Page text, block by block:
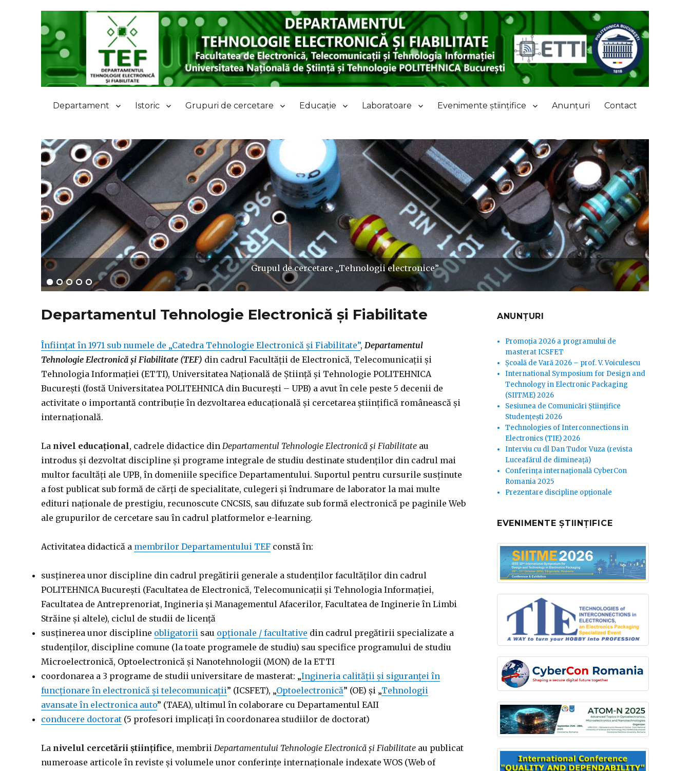
Departamentul Tehnologie Electronică și Fiabilitate
Departament Istoric Grupuri de cercetare Educație Laboratoare Evenimente științifice Anunțuri Contact
Grupul de cercetare „Tehnologii electronice”
Grupul de cercetare „Optoelectronică”
Departamentul Tehnologie Electronică şi Fiabilitate
Înființat în 1971 sub numele de „Catedra Tehnologie Electronică şi Fiabilitate”,Departamentul
Tehnologie Electronică şi Fiabilitate (TEF) din cadrul Facultății de Electronică, Telecomunicații și
Tehnologia Informației (ETTI), Universitatea Națională de Știință și Tehnologie POLITEHNICA
București (fostă Universitatea POLITEHNICA din București – UPB) a avut în cele peste 5 decenii de
activitate o importantă contribuție în dezvoltarea educațională și cercetarea științifică românească și
internațională.
La nivel educațional, cadrele didactice dinDepartamentul Tehnologie Electronică şi Fiabilitate au
introdus și dezvoltat discipline și programe integrale de studiu destinate studenților din cadrul mai
multor facultăți ale UPB, în domeniile specifice Departamentului. Suportul pentru cursurile susținute
a fost publicat sub formă de cărți de specialitate, culegeri și îndrumare de laborator la mai multe
edituri naționale de prestigiu, recunoscute CNCSIS, sau difuzate sub formă electronică pe paginile Web
ale grupurilor de cercetare sau în cadrul platformelor e-learning.
Activitatea didactică a membrilor Departamentului TEF constă în:
susținerea unor discipline din cadrul pregătirii generale a studenților facultăților din cadrul
POLITEHNICA București (Facultatea de Electronică, Telecomunicații și Tehnologia Informației,
Facultatea de Antreprenoriat, Ingineria și Managementul Afacerilor, Facultatea de Inginerie în Limbi
Străine și altele), ciclul de studii de licență
susținerea unor discipline obligatorii sau opționale / facultative din cadrul pregătirii specializate a
studenților, discipline comune (la toate programele de studiu) sau specifice programului de studiu
Microelectronică, Optoelectronică și Nanotehnologii (MON) de la ETTI
coordonarea a 3 programe de studii universitare de masterat: „Ingineria calităţii şi siguranţei în
funcţionare în electronică şi telecomunicaţii” (ICSFET), „Optoelectronică” (OE) și „Tehnologii
avansate în electronica auto” (TAEA), ultimul în colaborare cu Departamentul EAII
conducere doctorat (5 profesori implicați în coordonarea studiilor de doctorat)
La nivelul cercetării științifice, membriiDepartamentului Tehnologie Electronică şi Fiabilitate au publicat
numeroase articole în reviste și volumele unor conferințe internaționale indexate WOS (Web of
ANUNȚURI
Promoția 2026 a programului de
masterat ICSFET
Școală de Vară 2026 – prof. V. Voiculescu
International Symposium for Design and
Technology in Electronic Packaging
(SIITME) 2026
Sesiunea de Comunicări Științifice
Studențești 2026
Technologies of Interconnections in
Electronics (TIE) 2026
Interviu cu dl Dan Tudor Vuza (revista
Luceafărul de dimineață)
Conferința internațională CyberCon
Romania 2025
Prezentare discipline opționale
EVENIMENTE ȘTIINȚIFICE